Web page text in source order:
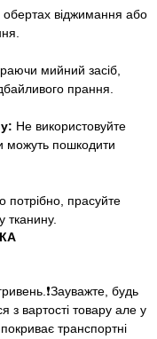
віджимання або
мийний засіб,
прання.
Не використовуйте
можуть пошкодити
потрібно, прасуйте
тканину.
будь
з вартості товару але у
транспортні